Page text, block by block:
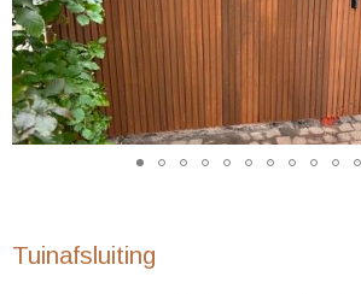
Tuinafsluiting